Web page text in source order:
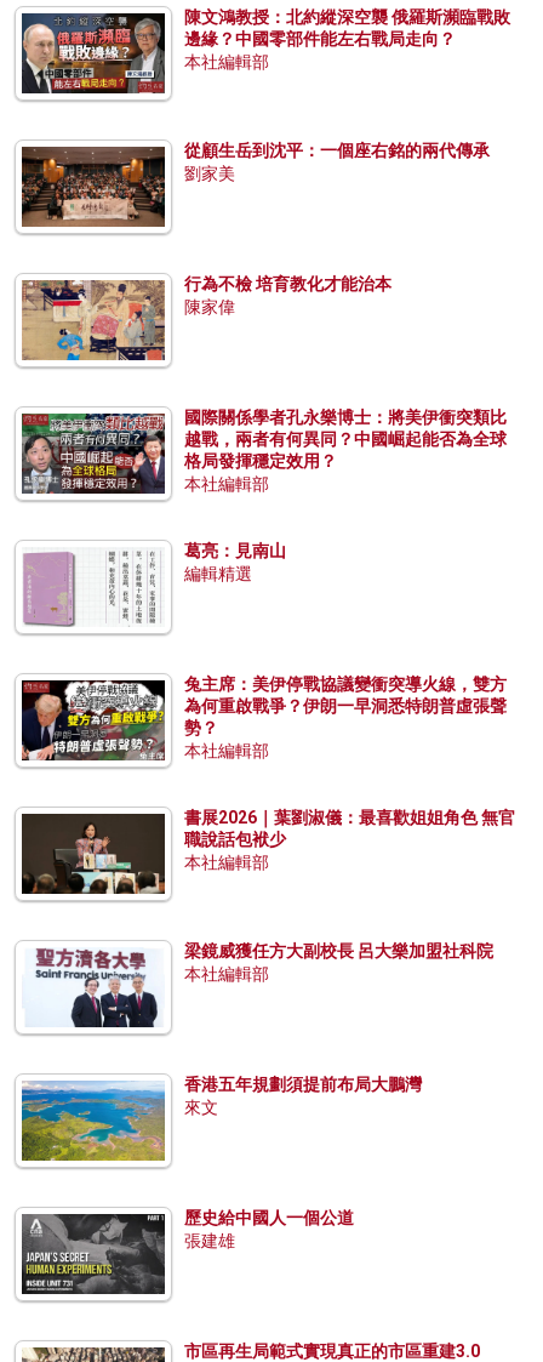
陳文鴻教授：北約縱深空襲 俄羅斯瀕臨戰敗
邊緣？中國零部件能左右戰局走向？
本社編輯部
從顧生岳到沈平：一個座右銘的兩代傳承
劉家美
行為不檢 培育教化才能治本
陳家偉
國際關係學者孔永樂博士：將美伊衝突類比
越戰，兩者有何異同？中國崛起能否為全球
格局發揮穩定效用？
本社編輯部
葛亮：見南山
編輯精選
兔主席：美伊停戰協議變衝突導火線，雙方
為何重啟戰爭？伊朗一早洞悉特朗普虛張聲
勢？
本社編輯部
書展2026｜葉劉淑儀：最喜歡姐姐角色 無官
職說話包袱少
本社編輯部
梁鏡威獲任方大副校長 呂大樂加盟社科院
本社編輯部
香港五年規劃須提前布局大鵬灣
來文
歷史給中國人一個公道
張建雄
市區再生局範式實現真正的市區重建3.0